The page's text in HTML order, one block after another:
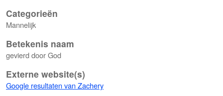
Categorieën
Mannelijk
Betekenis naam
gevierd door God
Externe website(s)
Google resultaten van Zachery